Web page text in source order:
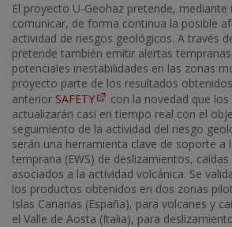
El proyecto U-Geohaz pretende, mediante
comunicar, de forma continua la posible
actividad de riesgos geológicos. A través
pretende también emitir alertas
potenciales inestabilidades en las zonas
proyecto parte de los resultados
anterior SAFETY
con la novedad que los
actualizarán casi en tiempo real con el
seguimiento de la actividad del riesgo
serán una herramienta clave de soporte a
temprana (EWS) de deslizamientos,
asociados a la actividad volcánica. Se
los productos obtenidos en dos zonas
Islas Canarias (España), para volcanes y
el Valle de Aosta (Italia), para